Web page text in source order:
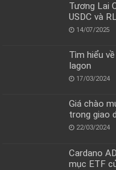
Tương Lai
USDC và
14/07/2025
Tìm hiểu
Iagon
17/03/2024
Giá chào
trong giao
22/03/2024
Cardano
mục ETF